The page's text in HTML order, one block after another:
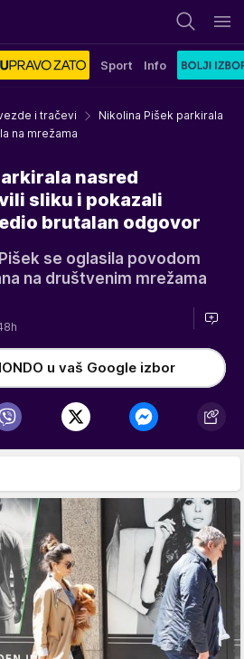
Sport Info
i tračevi
Nikolina Pišek parkirala
na mrežama
nasred
sliku i pokazali
brutalan odgovor
se oglasila povodom
na društvenim mrežama
u vaš Google izbor